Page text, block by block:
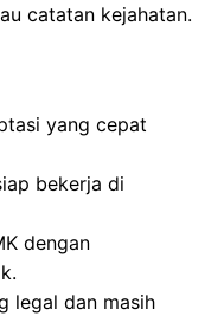
catatan kejahatan.
yang cepat
bekerja di
dengan
legal dan masih